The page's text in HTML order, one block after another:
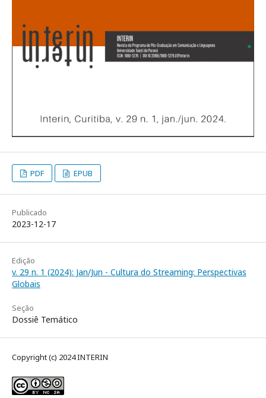
PDF EPUB
Publicado
2023-12-17
Edição
v. 29 n. 1 (2024): Jan/Jun - Cultura do Streaming: Perspectivas
Globais
Seção
Dossiê Temático
Copyright (c) 2024 INTERIN